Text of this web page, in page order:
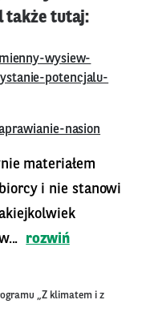
także tutaj:
wysiew-
potencjalu-
nasion
materiałem
i nie stanowi
rozwiń
„Z klimatem i z